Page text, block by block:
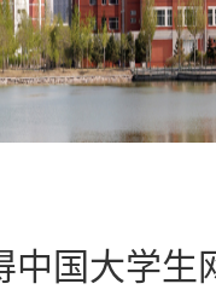
中国大学生